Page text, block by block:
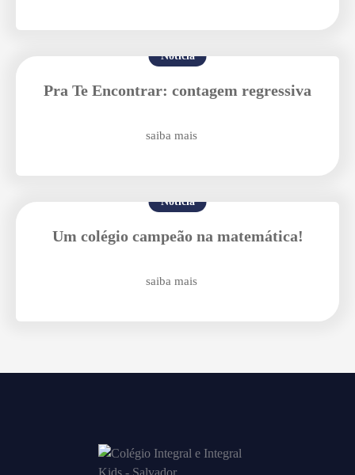
Notícia
Pra Te Encontrar: contagem regressiva
saiba mais
Notícia
Um colégio campeão na matemática!
saiba mais
Enviar E-mail